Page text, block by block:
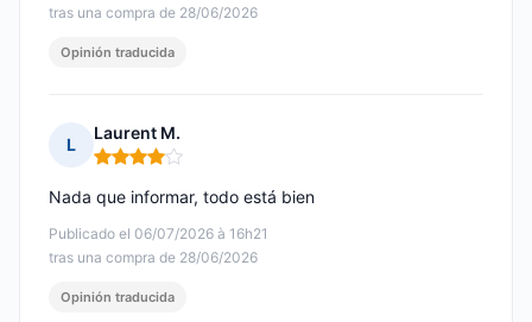
tras una compra de 28/06/2026
Opinión traducida
L
Laurent M.
Nota: 4 de 5
Publicado el 06/07/2026 à 16h21
tras una compra de 28/06/2026
Nada que informar, todo está bien
Opinión traducida